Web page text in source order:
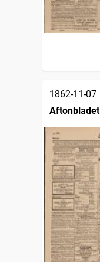
1862-11-07
Aftonbladet